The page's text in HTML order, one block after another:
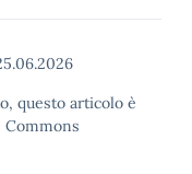
questo articolo è
Commons